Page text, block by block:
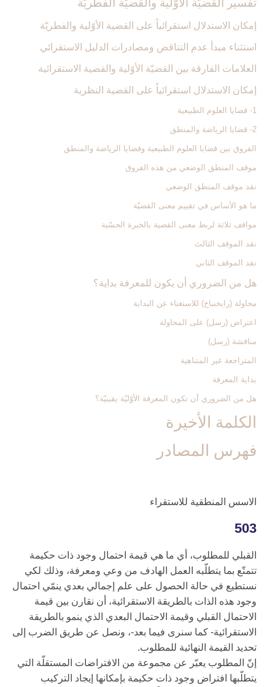
تفسير القضيّة الأوّلية والقضيّة الفطريّة
إمكان الاستدلال استقرائياً على القضية الأوّلية والفطريّة
استثناء مبدأ عدم التناقض ومصادرات الدليل الاستقرائي
العلامات الفارقة بين القضيّة الأوّلية والقضية الاستقرائية
إمكان الاستدلال استقرائياً على القضية النظرية
1- قضايا العلوم الطبيعية
2- قضايا الرياضة والمنطق
الفروق بين قضايا العلوم الطبيعية وقضايا الرياضة والمنطق
موقف المنطق الوضعي من هذه الفروق
نقد موقف المنطق الوضعي
ما هو الأساس في تقييم معنى القضيّة
مواقف ثلاثة لربط معنى القضية بالخبرة الحسّية
نقد الموقف الثالث
نقد الموقف الثاني
هل من الضروري أن يكون للمعرفة بداية؟
محاولة (رايخنباخ‏) للاستغناء عن البداية
اعتراض (رسل) على المحاولة
مناقشة (رسل)
المتراجعة غير المتناهية
بداية المعرفة
هل من الضروري أن تكون المعرفة الأوّليّة يقينيّة؟
الكلمة الأخيرة
فهرس المصادر
الاسس المنطقية للاستقراء
503
القبلي للمطلوب، أي ما هي قيمة احتمال وجود ذات حكيمة
تتمتّع بما يتطلّبه العمل الهادف من وعي ومعرفة، وذلك لكي
نستطيع في حالة الحصول على علم إجمالي بعدي ينمّي احتمال
وجود هذه الذات بالطريقة الاستقرائية، أن نقارن بين قيمة
الاحتمال القبلي وقيمة الاحتمال البعدي الذي ينمو بالطريقة
الاستقرائية- كما سنرى فيما بعد-، ونصل عن طريق الضرب إلى
تحديد القيمة النهائية للمطلوب.
إنّ المطلوب يعبّر عن مجموعة من الافتراضات المستقلّة التي
يتطلّبها افتراض وجود ذات حكيمة بإمكانها إيجاد التركيب